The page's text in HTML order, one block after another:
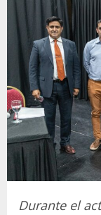
Durante el